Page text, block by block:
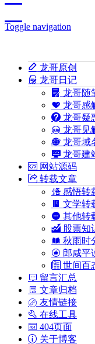
Toggle navigation
龙哥原创
龙哥日记
龙哥随
龙哥感
龙哥疑
龙哥见
龙哥域
龙哥建
网站源码
转载文章
感悟转
文学转
其他转
股票知
秋雨时
郎咸平
世间百
留言汇总
文章归档
友情链接
在线工具
404页面
关于博客